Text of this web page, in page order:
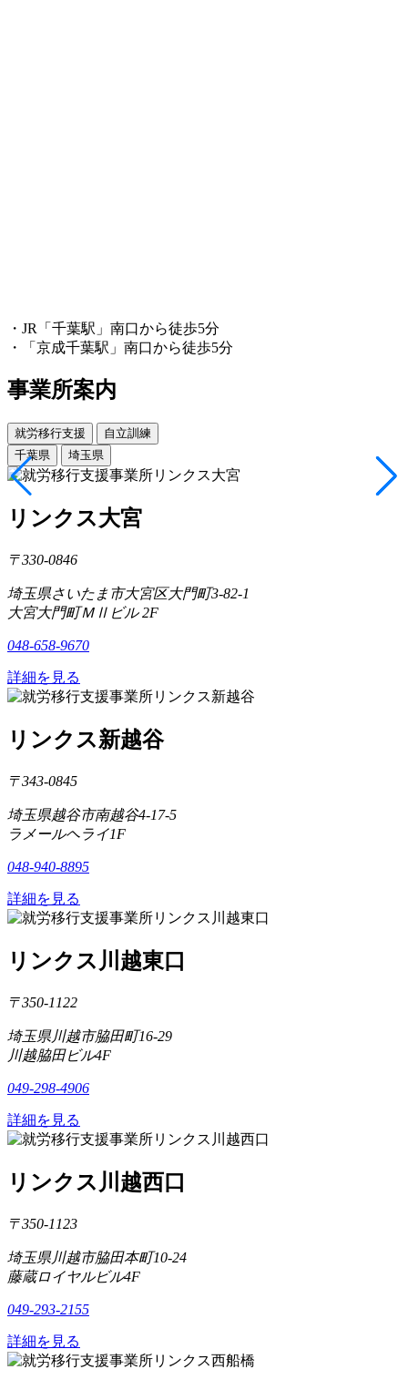
・JR「千葉駅」南口から徒歩5分
・「京成千葉駅」南口から徒歩5分
事業所案内
就労移行支援
自立訓練
千葉県
埼玉県
リンクス大宮
〒330-0846
埼玉県さいたま市大宮区大門町3-82-1
大宮大門町ＭⅡビル 2F
048-658-9670
詳細を見る
リンクス新越谷
〒343-0845
埼玉県越谷市南越谷4-17-5
ラメールヘライ1F
048-940-8895
詳細を見る
リンクス川越東口
〒350-1122
埼玉県川越市脇田町16-29
川越脇田ビル4F
049-298-4906
詳細を見る
リンクス川越西口
〒350-1123
埼玉県川越市脇田本町10-24
藤蔵ロイヤルビル4F
049-293-2155
詳細を見る